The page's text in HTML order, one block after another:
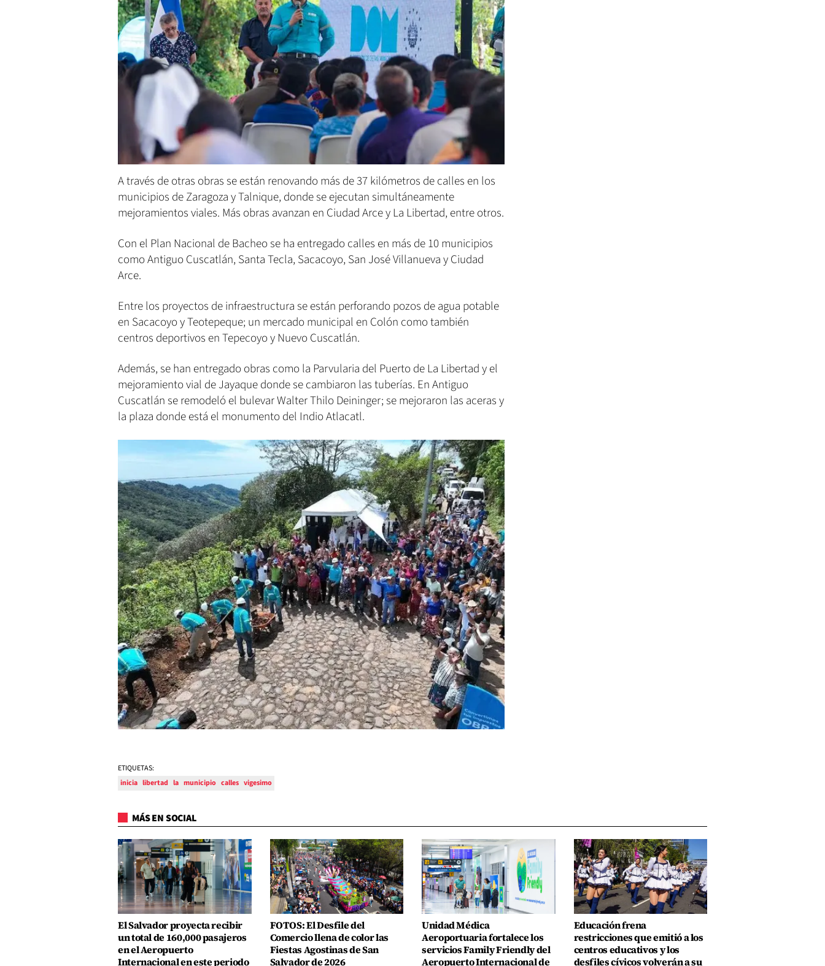
A través de otras obras se están renovando más de 37 kilómetros de calles en los
municipios de Zaragoza y Talnique, donde se ejecutan simultáneamente
mejoramientos viales. Más obras avanzan en Ciudad Arce y La Libertad, entre otros.
Con el Plan Nacional de Bacheo se ha entregado calles en más de 10 municipios
como Antiguo Cuscatlán, Santa Tecla, Sacacoyo, San José Villanueva y Ciudad
Arce.
Entre los proyectos de infraestructura se están perforando pozos de agua potable
en Sacacoyo y Teotepeque; un mercado municipal en Colón como también
centros deportivos en Tepecoyo y Nuevo Cuscatlán.
Además, se han entregado obras como la Parvularia del Puerto de La Libertad y el
mejoramiento vial de Jayaque donde se cambiaron las tuberías. En Antiguo
Cuscatlán se remodeló el bulevar Walter Thilo Deininger; se mejoraron las aceras y
la plaza donde está el monumento del Indio Atlacatl.
ETIQUETAS:
inicia libertad la municipio calles vigesimo
MÁS EN SOCIAL
El Salvador proyecta recibir
un total de 160,000 pasajeros
en el Aeropuerto
Internacional en este periodo
FOTOS: El Desfile del
Comercio llena de color las
Fiestas Agostinas de San
Salvador de 2026
Unidad Médica
Aeroportuaria fortalece los
servicios Family Friendly del
Aeropuerto Internacional de
Educación frena
restricciones que emitió a los
centros educativos y los
desfiles cívicos volverán a su